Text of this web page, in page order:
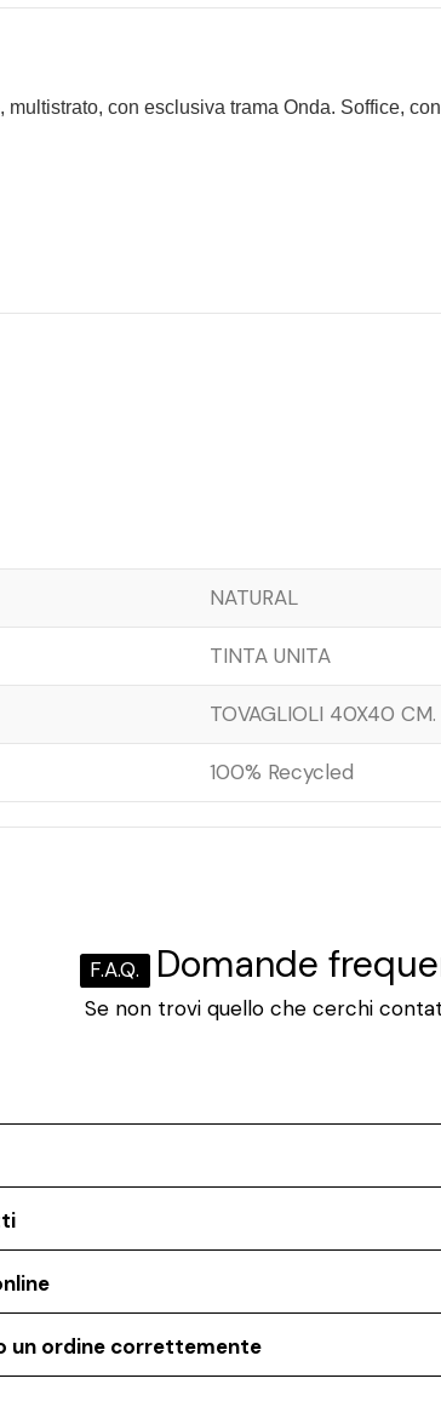
con esclusiva trama Onda. Soffice,
NATURAL
TINTA UNITA
TOVAGLIOLI 40X40 CM.
100% Recycled
F.A.Q. Domande
Se non trovi quello che cerchi
un ordine correttemente